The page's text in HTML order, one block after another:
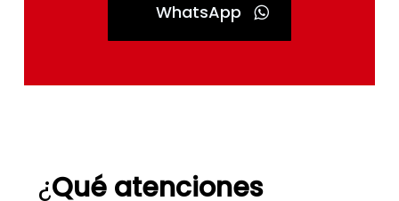
WhatsApp
¿Qué atenciones